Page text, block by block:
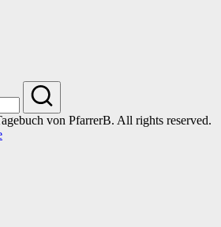
von PfarrerB. All rights reserved.